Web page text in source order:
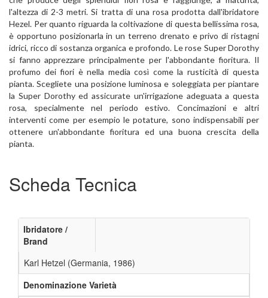
l'altezza di 2-3 metri. Si tratta di una rosa prodotta dall'ibridatore
Hezel. Per quanto riguarda la coltivazione di questa bellissima rosa,
è opportuno posizionarla in un terreno drenato e privo di ristagni
idrici, ricco di sostanza organica e profondo. Le rose Super Dorothy
si fanno apprezzare principalmente per l'abbondante fioritura. Il
profumo dei fiori è nella media così come la rusticità di questa
pianta. Scegliete una posizione luminosa e soleggiata per piantare
la Super Dorothy ed assicurate un'irrigazione adeguata a questa
rosa, specialmente nel periodo estivo. Concimazioni e altri
interventi come per esempio le potature, sono indispensabili per
ottenere un'abbondante fioritura ed una buona crescita della
pianta.
Scheda Tecnica
Ibridatore /
Brand
Karl Hetzel (Germania, 1986)
Denominazione Varietà